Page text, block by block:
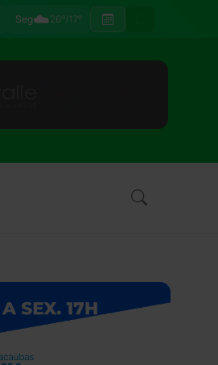
Seg☁️26°/17°